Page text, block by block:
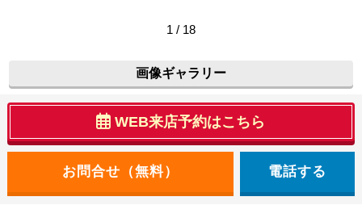
1 / 18
画像ギャラリー
WEB来店予約はこちら
電話する